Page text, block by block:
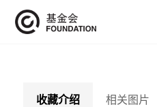
收藏介绍 相关图片